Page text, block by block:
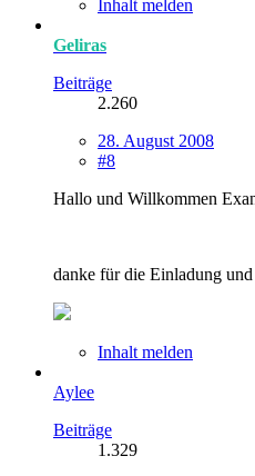
Inhalt melden
Geliras
Beiträge
2.260
28. August 2008
#8
Hallo und Willkommen
danke für die Einladung
Inhalt melden
Aylee
Beiträge
1.329